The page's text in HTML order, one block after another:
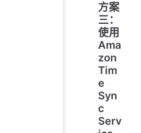
方案
三：
使用
Ama
zon
Tim
e
Syn
c
Serv